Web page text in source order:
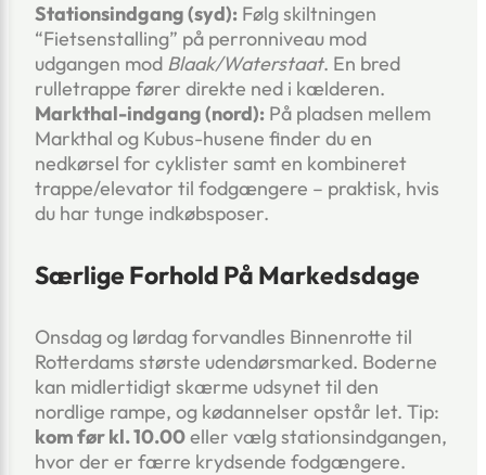
Stationsindgang (syd): Følg skiltningen
“Fietsenstalling” på perronniveau mod
udgangen mod Blaak/Waterstaat. En bred
rulletrappe fører direkte ned i kælderen.
Markthal-indgang (nord): På pladsen mellem
Markthal og Kubus-husene finder du en
nedkørsel for cyklister samt en kombineret
trappe/elevator til fodgængere – praktisk, hvis
du har tunge indkøbsposer.
Særlige Forhold På Markedsdage
Onsdag og lørdag forvandles Binnenrotte til
Rotterdams største udendørsmarked. Boderne
kan midlertidigt skærme udsynet til den
nordlige rampe, og kødannelser opstår let. Tip:
kom før kl. 10.00eller vælg stationsindgangen,
hvor der er færre krydsende fodgængere.